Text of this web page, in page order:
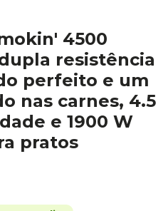
4500
resistência
perfeito e um
nas carnes, 4.5
e 1900 W
pratos